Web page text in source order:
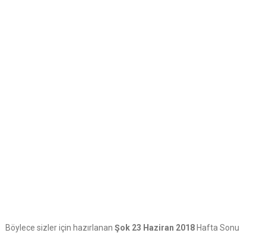
Böylece sizler için hazırlanan Şok 23 Haziran 2018Hafta Sonu